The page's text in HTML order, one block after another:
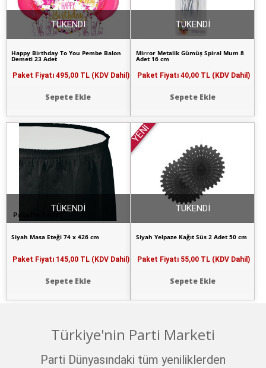
Happy Birthday To You Pembe Balon
Demeti 23 Adet
Paket Fiyatı 495,00 TL (KDV Dahil)
Sepete Ekle
TÜKENDİ
Mirror Metalik Gümüş Spiral Mum 8
Adet 16 cm
Paket Fiyatı 40,00 TL (KDV Dahil)
Sepete Ekle
TÜKENDİ
Pakette 1 Adet
Siyah Masa Eteği 74 x 426 cm
Paket Fiyatı 145,00 TL (KDV Dahil)
Sepete Ekle
TÜKENDİ
YENİ
Siyah Yelpaze Kağıt Süs 2 Adet 50 cm
Paket Fiyatı 55,00 TL (KDV Dahil)
Sepete Ekle
TÜKENDİ
Türkiye'nin Parti Marketi
Parti Dünyasındaki tüm yeniliklerden